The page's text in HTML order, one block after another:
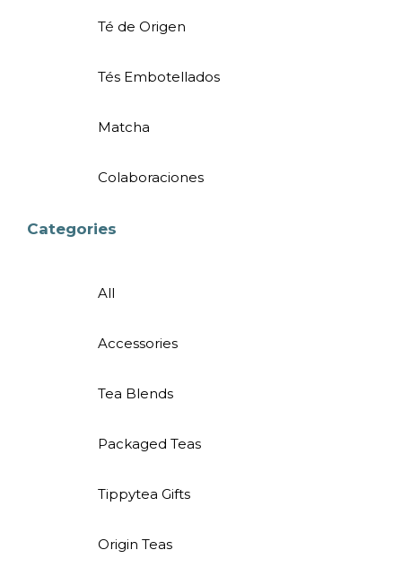
Té de Origen
Tés Embotellados
Matcha
Colaboraciones
Categories
All
Accessories
Tea Blends
Packaged Teas
Tippytea Gifts
Origin Teas